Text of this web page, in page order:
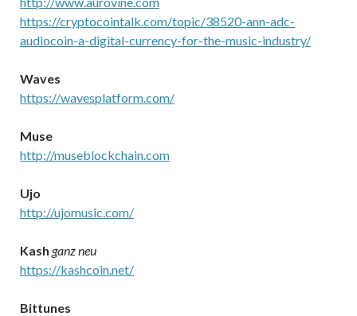
https://cryptocointalk.com/topic/38520-ann-adc-
audiocoin-a-digital-currency-for-the-music-industry/
Waves
https://wavesplatform.com/
Muse
http://museblockchain.com
Ujo
http://ujomusic.com/
Kash ganz neu
https://kashcoin.net/
Bittunes